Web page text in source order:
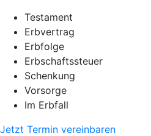
Testament
Erbvertrag
Erbfolge
Erbschaftssteuer
Schenkung
Vorsorge
Im Erbfall
Jetzt Termin vereinbaren